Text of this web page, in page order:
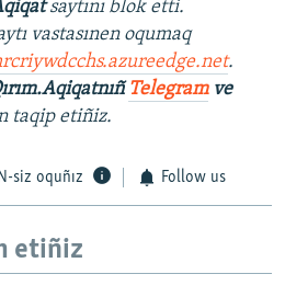
saytını blok etti.
vastasınen oqumaq
.
Telegramve
taqip etiñiz.
siz oquñız Follow us
etiñiz